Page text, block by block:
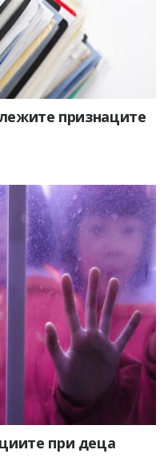
признаците
при деца